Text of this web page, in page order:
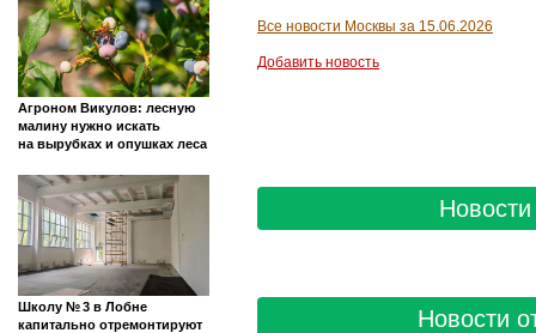
Агроном Викулов: лесную
малину нужно искать
на вырубках и опушках леса
Школу № 3 в Лобне
капитально отремонтируют
Все новости Москвы за 15.06.2026
Добавить новость
Новости